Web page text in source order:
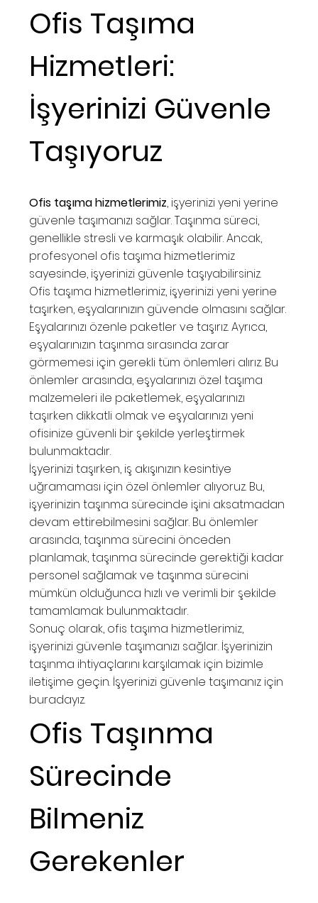
Ofis Taşıma
Hizmetleri:
İşyerinizi Güvenle
Taşıyoruz
Ofis taşıma hizmetlerimiz, işyerinizi yeni yerine
güvenle taşımanızı sağlar. Taşınma süreci,
genellikle stresli ve karmaşık olabilir. Ancak,
profesyonel ofis taşıma hizmetlerimiz
sayesinde, işyerinizi güvenle taşıyabilirsiniz.
Ofis taşıma hizmetlerimiz, işyerinizi yeni yerine
taşırken, eşyalarınızın güvende olmasını sağlar.
Eşyalarınızı özenle paketler ve taşırız. Ayrıca,
eşyalarınızın taşınma sırasında zarar
görmemesi için gerekli tüm önlemleri alırız. Bu
önlemler arasında, eşyalarınızı özel taşıma
malzemeleri ile paketlemek, eşyalarınızı
taşırken dikkatli olmak ve eşyalarınızı yeni
ofisinize güvenli bir şekilde yerleştirmek
bulunmaktadır.
İşyerinizi taşırken, iş akışınızın kesintiye
uğramaması için özel önlemler alıyoruz. Bu,
işyerinizin taşınma sürecinde işini aksatmadan
devam ettirebilmesini sağlar. Bu önlemler
arasında, taşınma sürecini önceden
planlamak, taşınma sürecinde gerektiği kadar
personel sağlamak ve taşınma sürecini
mümkün olduğunca hızlı ve verimli bir şekilde
tamamlamak bulunmaktadır.
Sonuç olarak, ofis taşıma hizmetlerimiz,
işyerinizi güvenle taşımanızı sağlar. İşyerinizin
taşınma ihtiyaçlarını karşılamak için bizimle
iletişime geçin. İşyerinizi güvenle taşımanız için
buradayız.
Ofis Taşınma
Sürecinde
Bilmeniz
Gerekenler